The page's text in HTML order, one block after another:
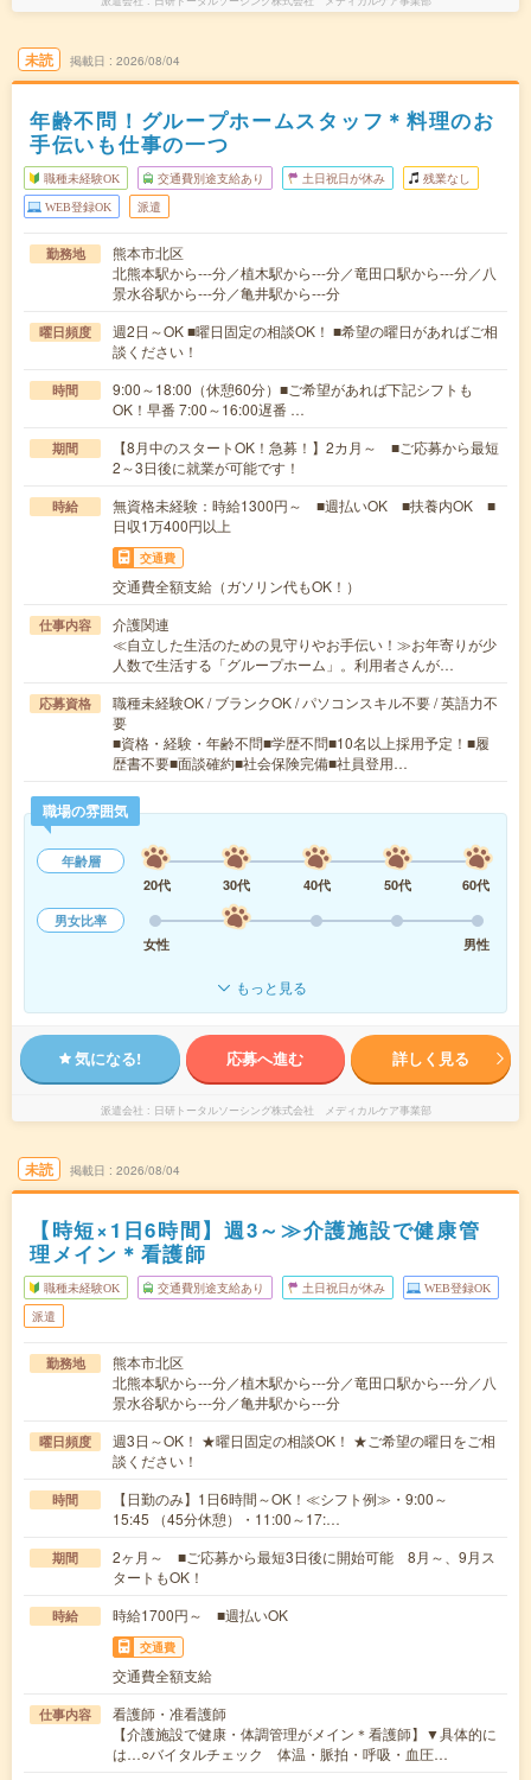
未読 掲載日 2026/08/04
年齢不問！グループホームスタッフ＊料理のお
手伝いも仕事の一つ
職種未経験OK 交通費別途支給あり 土日祝日が休み 残業なし
WEB登録OK 派遣
勤務地
熊本市北区
北熊本駅から---分／植木駅から---分／竜田口駅から---分／八
景水谷駅から---分／亀井駅から---分
曜日頻度
週2日～OK ■曜日固定の相談OK！ ■希望の曜日があればご相
談ください！
時間
9:00～18:00（休憩60分）■ご希望があれば下記シフトも
OK！早番 7:00～16:00遅番 …
期間
【8月中のスタートOK！急募！】2カ月～ ■ご応募から最短
2～3日後に就業が可能です！
時給
無資格未経験：時給1300円～ ■週払いOK ■扶養内OK ■
日収1万400円以上
交通費
交通費全額支給（ガソリン代もOK！）
仕事内容
介護関連
≪自立した生活のための見守りやお手伝い！≫お年寄りが少
人数で生活する「グループホーム」。利用者さんが…
応募資格
職種未経験OK / ブランクOK / パソコンスキル不要 / 英語力不
要
■資格・経験・年齢不問■学歴不問■10名以上採用予定！■履
歴書不要■面談確約■社会保険完備■社員登用…
職場の雰囲気
年齢層
20代
30代 40代 50代
60代
男女比率
女性
男性
もっと見る
気になる! 応募へ進む 詳しく見る
派遣会社 日研トータルソーシング株式会社 メディカルケア事業部
未読 掲載日 2026/08/04
【時短×1日6時間】週3～≫介護施設で健康管
理メイン＊看護師
職種未経験OK 交通費別途支給あり 土日祝日が休み WEB登録OK
派遣
勤務地
熊本市北区
北熊本駅から---分／植木駅から---分／竜田口駅から---分／八
景水谷駅から---分／亀井駅から---分
曜日頻度
週3日～OK！ ★曜日固定の相談OK！ ★ご希望の曜日をご相
談ください！
時間
【日勤のみ】1日6時間～OK！≪シフト例≫・9:00～
15:45 （45分休憩）・11:00～17:…
期間
2ヶ月～ ■ご応募から最短3日後に開始可能 8月～、9月ス
タートもOK！
時給 時給1700円～ ■週払いOK
交通費
交通費全額支給
仕事内容
看護師・准看護師
【介護施設で健康・体調管理がメイン＊看護師】▼具体的に
は…○バイタルチェック 体温・脈拍・呼吸・血圧…